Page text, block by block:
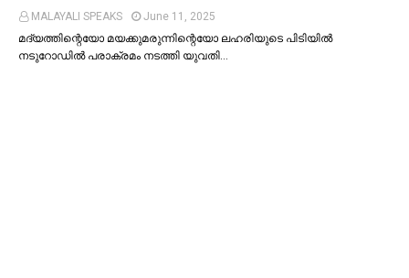
MALAYALI SPEAKS
June 11, 2025
മദ്യത്തിന്റെയോ മയക്കുമരുന്നിന്റെയോ ലഹരിയുടെ പിടിയില്‍
നടുറോഡില്‍ പരാക്രമം നടത്തി യുവതി…